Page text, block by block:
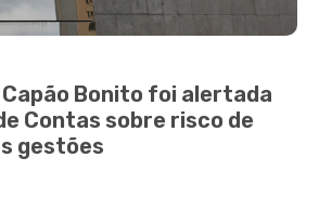
Bonito foi alertada
Contas sobre risco de
gestões